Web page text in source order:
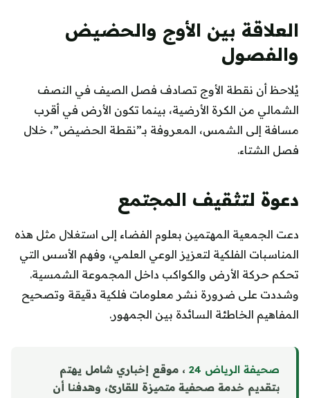
العلاقة بين الأوج والحضيض
والفصول
يُلاحظ أن نقطة الأوج تصادف فصل الصيف في النصف
الشمالي من الكرة الأرضية، بينما تكون الأرض في أقرب
مسافة إلى الشمس، المعروفة بـ”نقطة الحضيض”، خلال
فصل الشتاء.
دعوة لتثقيف المجتمع
دعت الجمعية المهتمين بعلوم الفضاء إلى استغلال مثل هذه
المناسبات الفلكية لتعزيز الوعي العلمي، وفهم الأسس التي
تحكم حركة الأرض والكواكب داخل المجموعة الشمسية.
وشددت على ضرورة نشر معلومات فلكية دقيقة وتصحيح
المفاهيم الخاطئة السائدة بين الجمهور.
صحيفة الرياض 24
، موقع إخباري شامل يهتم
بتقديم خدمة صحفية متميزة للقارئ، وهدفنا أن